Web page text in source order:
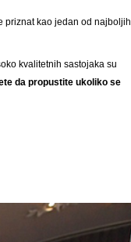
priznat kao jedan od najboljih
kvalitetnih sastojaka su
da propustite ukoliko se